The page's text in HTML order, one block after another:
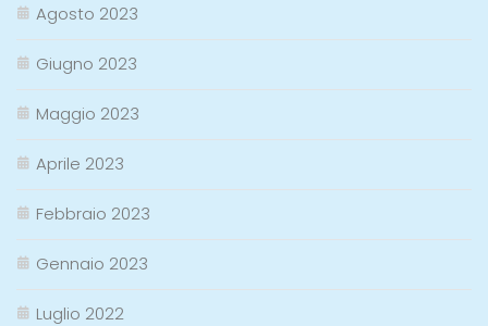
Agosto 2023
Giugno 2023
Maggio 2023
Aprile 2023
Febbraio 2023
Gennaio 2023
Luglio 2022